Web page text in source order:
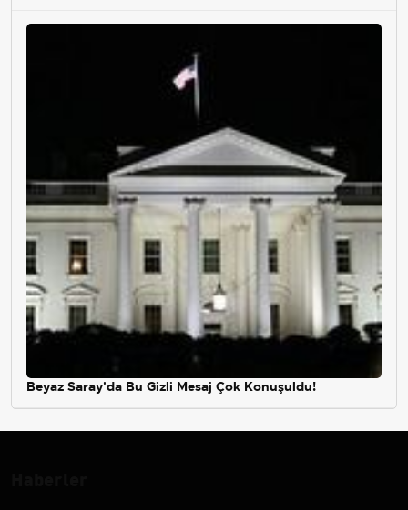
Beyaz Saray'da Bu Gizli Mesaj Çok Konuşuldu!